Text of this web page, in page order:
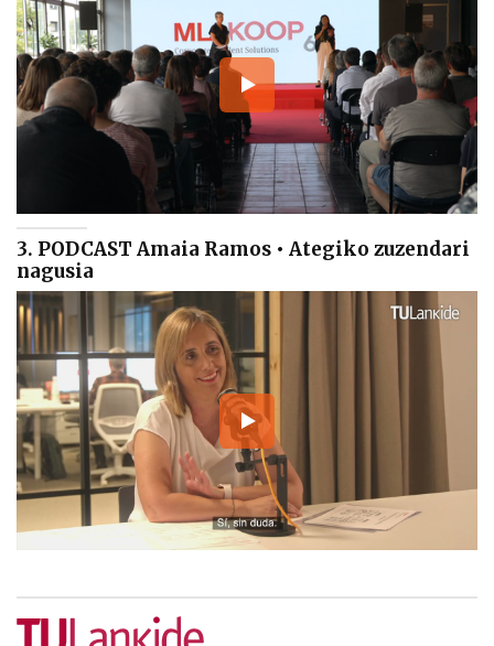
3. PODCAST Amaia Ramos • Ategiko zuzendari
nagusia